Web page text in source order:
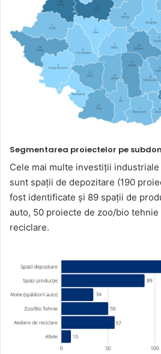
Segmentarea proiectelor pe
Cele mai multe investiții
sunt spații de depozitare (190
fost identificate și 89 spații de
auto, 50 proiecte de zoo/bio
reciclare.